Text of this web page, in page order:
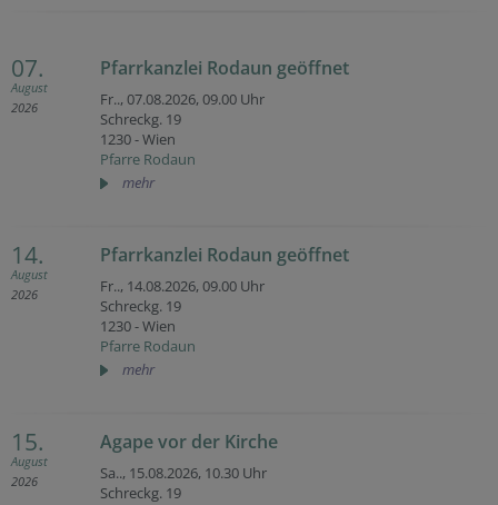
07.
August
2026
Pfarrkanzlei Rodaun geöffnet
Fr.., 07.08.2026,09.00 Uhr
Schreckg. 19
1230 - Wien
Pfarre Rodaun
mehr
14.
August
2026
Pfarrkanzlei Rodaun geöffnet
Fr.., 14.08.2026,09.00 Uhr
Schreckg. 19
1230 - Wien
Pfarre Rodaun
mehr
15.
August
2026
Agape vor der Kirche
Sa.., 15.08.2026, 10.30 Uhr
Schreckg. 19